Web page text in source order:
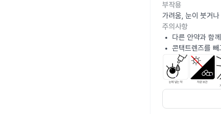
부작용
가려움, 눈이 붓거
주의사항
다른 안약과 함
콘택트렌즈를